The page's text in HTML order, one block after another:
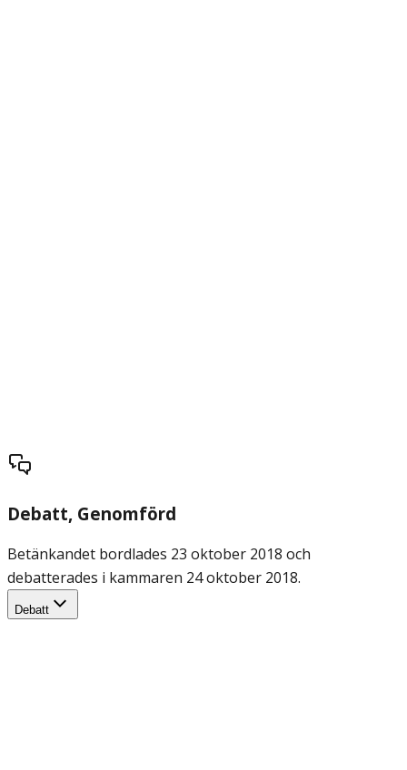
Debatt, Genomförd
Betänkandet bordlades 23 oktober 2018 och
debatterades i kammaren 24 oktober 2018.
Debatt